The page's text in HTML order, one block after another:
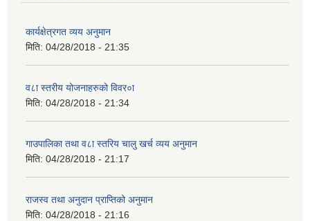
कार्यक्षेत्रगत व्यय अनुमान
मिति: 04/28/2018 - 21:35
व८ा स्तरीय योजनाहरुको विवर०ा
मिति: 04/28/2018 - 21:34
गाउपालिका तथा व८ा स्तरिय चालु खर्च व्यय अनुमान
मिति: 04/28/2018 - 21:17
राजस्व तथा अनुदान प्राप्तिको अनुमान
मिति: 04/28/2018 - 21:16